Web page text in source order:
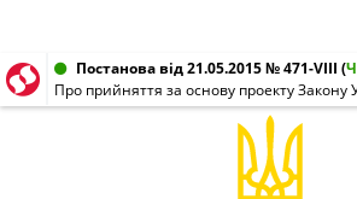
Постанова від 21.05.2015 № 471-VIII (